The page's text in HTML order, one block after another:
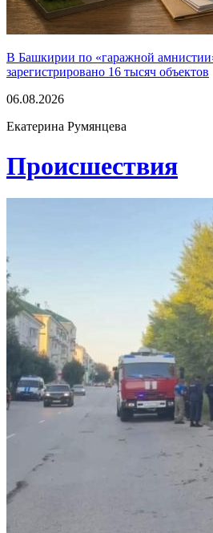
В Башкирии по «гаражной
зарегистрировано 16 тысяч объектов
06.08.2026
Екатерина Румянцева
Проиcшествия